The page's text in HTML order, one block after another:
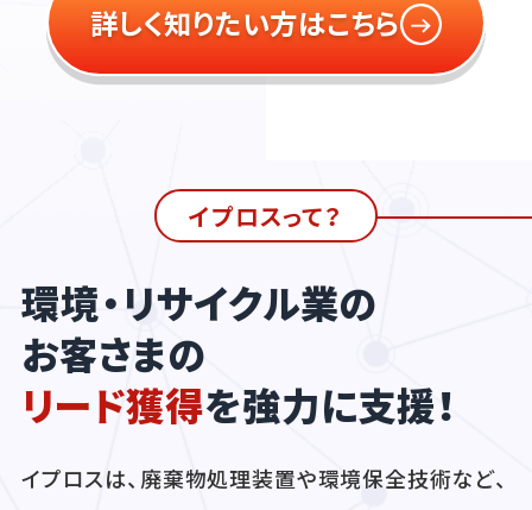
詳しく知りたい方はこちら
イプロスって？
環境・リサイクル業の
お客さまの
リード獲得を強力に支援！
イプロスは、廃棄物処理装置や環境保全技術など、